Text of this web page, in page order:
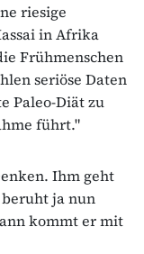
riesige
in Afrika
Frühmenschen
seriöse Daten
Paleo-Diät zu
führt."
Ihm geht
beruht ja nun
kommt er mit